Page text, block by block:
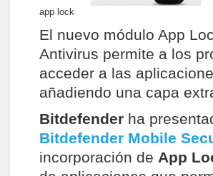
app lock
El nuevo módulo App
Antivirus permite a los
acceder a las
añadiendo una capa
Bitdefender ha
Bitdefender Mobile
incorporación de App